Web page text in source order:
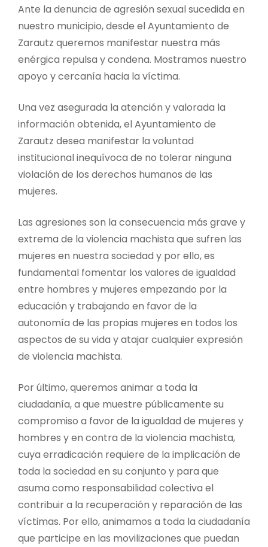
Ante la denuncia de agresión sexual sucedida en
nuestro municipio, desde el Ayuntamiento de
Zarautz queremos manifestar nuestra más
enérgica repulsa y condena. Mostramos nuestro
apoyo y cercanía hacia la víctima.
Una vez asegurada la atención y valorada la
información obtenida, el Ayuntamiento de
Zarautz desea manifestar la voluntad
institucional inequívoca de no tolerar ninguna
violación de los derechos humanos de las
mujeres.
Las agresiones son la consecuencia más grave y
extrema de la violencia machista que sufren las
mujeres en nuestra sociedad y por ello, es
fundamental fomentar los valores de igualdad
entre hombres y mujeres empezando por la
educación y trabajando en favor de la
autonomía de las propias mujeres en todos los
aspectos de su vida y atajar cualquier expresión
de violencia machista.
Por último, queremos animar a toda la
ciudadanía, a que muestre públicamente su
compromiso a favor de la igualdad de mujeres y
hombres y en contra de la violencia machista,
cuya erradicación requiere de la implicación de
toda la sociedad en su conjunto y para que
asuma como responsabilidad colectiva el
contribuir a la recuperación y reparación de las
víctimas. Por ello, animamos a toda la ciudadanía
que participe en las movilizaciones que puedan